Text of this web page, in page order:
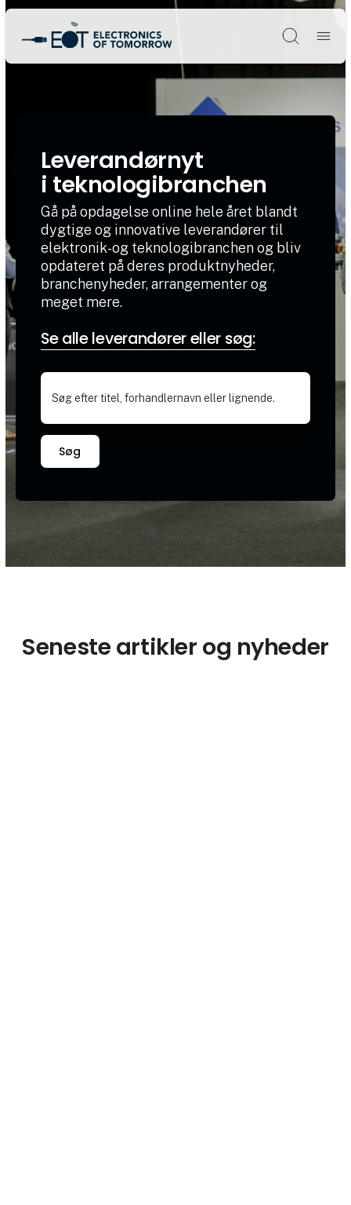
Søg
Leverandørnyt
i teknologibranchen
Gå på opdagelse online hele året blandt
dygtige og innovative leverandører til
elektronik-og teknologibranchen og bliv
opdateret på deres produktnyheder,
branchenyheder, arrangementer og
meget mere.
Se alle leverandører eller søg:
Søg
Seneste artikler og nyheder